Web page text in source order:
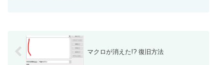
マクロが消えた!? 復旧方法